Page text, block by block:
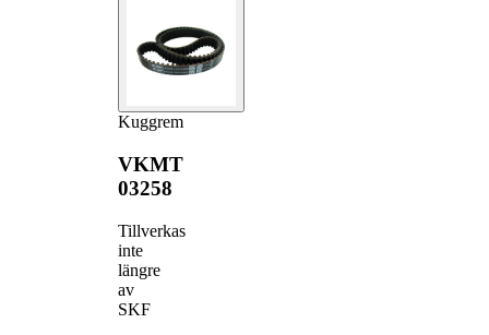
Kuggrem
VKMT
03258
Tillverkas
inte
längre
av
SKF